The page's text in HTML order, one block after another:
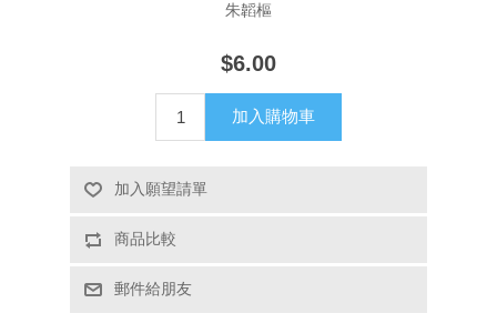
朱韜樞
$6.00
加入購物車
加入願望請單
商品比較
郵件給朋友